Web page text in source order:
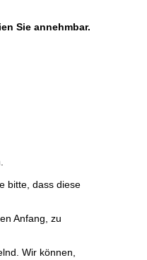
Sie annehmbar.
bitte, dass diese
Anfang, zu
Wir können,